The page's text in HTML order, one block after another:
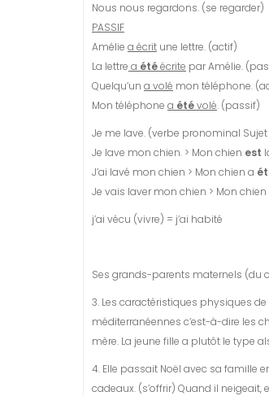
Nous nous regardons. (se regarder)
PASSIF
Amélie a écrit une lettre. (actif)
La lettre a étéécrite par Amélie.
Quelqu’un a volé mon téléphone.
Mon téléphone a étévolé. (passif)
Je me lave. (verbe pronominal
Je lave mon chien. > Mon chien est
J’ai lavé mon chien > Mon chien a
Je vais laver mon chien > Mon chien
j’ai vécu (vivre) = j’ai habité
Ses grands-parents maternels (du
3. Les caractéristiques physiques
méditerranéennes c’est-à-dire les
mère. La jeune fille a plutôt le type
4. Elle passait Noël avec sa famille
cadeaux. (s’offrir) Quand il